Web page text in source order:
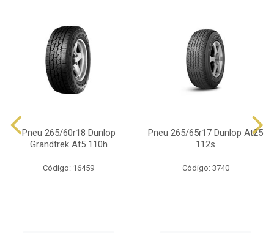
Pneu 265/60r18 Dunlop
Grandtrek At5 110h
Código: 16459
Pneu 265/65r17 Dunlop At25
112s
Código: 3740